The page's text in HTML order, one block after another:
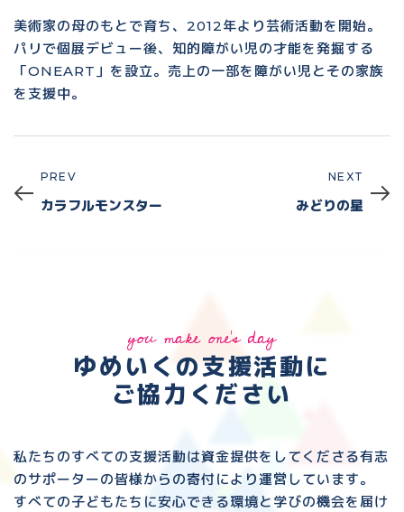
美術家の母のもとで育ち、2012年より芸術活動を開始。
パリで個展デビュー後、知的障がい児の才能を発掘する
「ONEART」を設立。売上の一部を障がい児とその家族
を支援中。
Prev
PREV
カラフルモンスター
NEXT
みどりの星
you make one's day
ゆめいくの支援活動に
ご協力ください
私たちのすべての支援活動は資金提供をしてくださる有志
のサポーターの皆様からの寄付により運営しています。
すべての子どもたちに安心できる環境と 学びの機会を届け